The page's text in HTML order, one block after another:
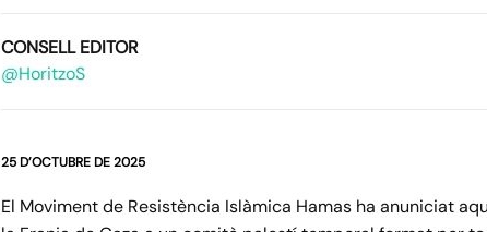
CONSELL EDITOR
@HoritzoS
25 D’OCTUBRE DE 2025
El Moviment de Resistència Islàmica Hamas ha anuniciat